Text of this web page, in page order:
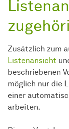
Zusätzlich zum
Listenansicht
beschriebenen
möglich nur die
einer
arbeiten.